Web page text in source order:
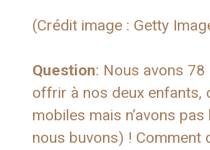
(Crédit image : Getty
Question: Nous avons
offrir à nos deux enfants,
mobiles mais n’avons
nous buvons) ! Comment